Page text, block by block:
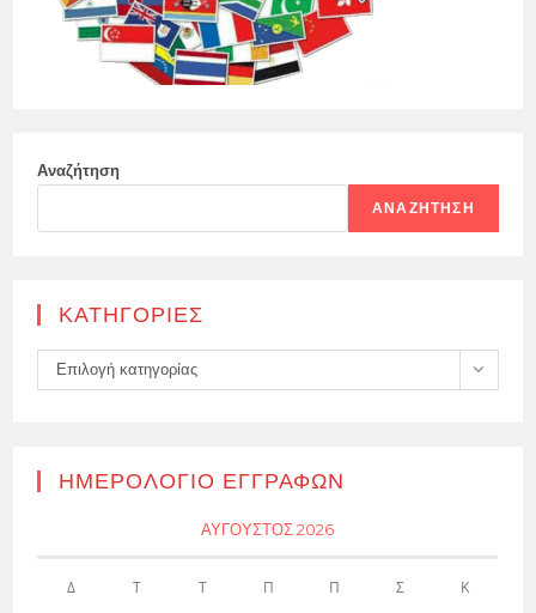
Αναζήτηση
ΑΝΑΖΉΤΗΣΗ
KΑΤΗΓΟΡΊΕΣ
Kατηγορίες
Επιλογή κατηγορίας
ΗΜΕΡΟΛΌΓΙΟ ΕΓΓΡΑΦΏΝ
ΑΎΓΟΥΣΤΟΣ 2026
Δ Τ Τ Π Π Σ Κ